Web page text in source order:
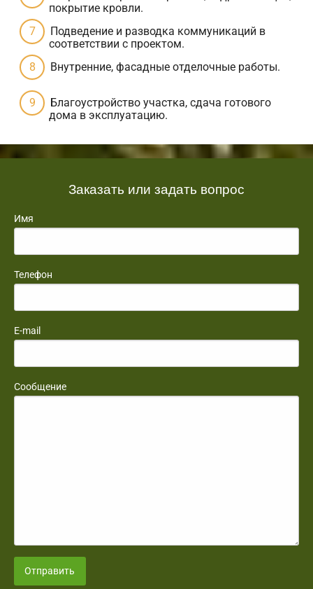
покрытие кровли.
Подведение и разводка коммуникаций в
соответствии с проектом.
Внутренние, фасадные отделочные работы.
Благоустройство участка, сдача готового
дома в эксплуатацию.
Заказать или задать вопрос
Имя
Телефон
E-mail
Сообщение
Отправить